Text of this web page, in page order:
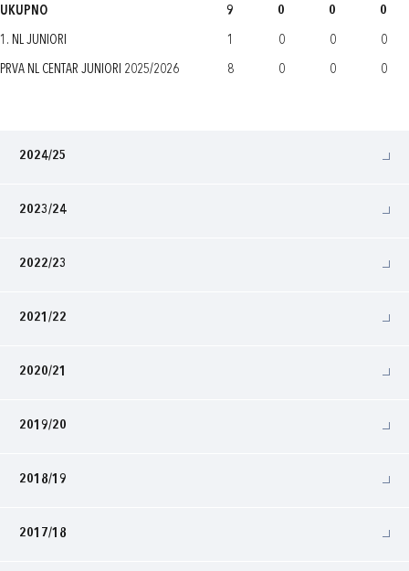
UKUPNO 9 0 0 0
1. NL JUNIORI 1 0 0 0
PRVA NL CENTAR JUNIORI 2025/2026 8 0 0 0
2024/25
2023/24
2022/23
2021/22
2020/21
2019/20
2018/19
2017/18